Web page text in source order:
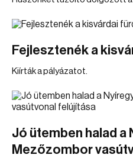
Fejlesztenék a
Kiírták a pályázatot.
Jó ütemben halad a
Mezőzombor